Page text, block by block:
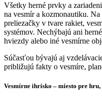
Všetky herné prvky a
na vesmír a kozmonautiku.
preliezačky v tvare rakiet,
systémov. Nechýbajú ani
hviezdy alebo iné vesmírne
Súčasťou bývajú aj
približujú fakty o vesmíre,
Vesmírne ihrisko – miesto pre